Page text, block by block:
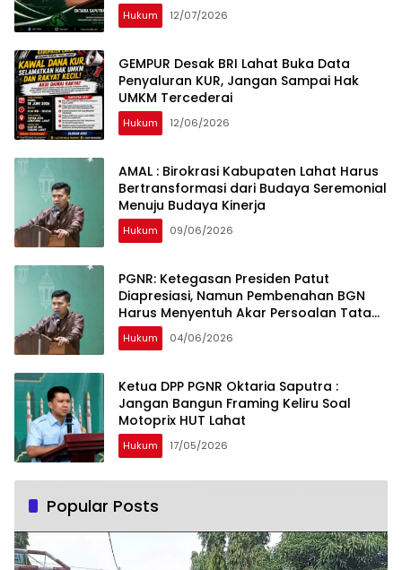
Hukum 12/07/2026
GEMPUR Desak BRI Lahat Buka Data
Penyaluran KUR, Jangan Sampai Hak
UMKM Tercederai
Hukum 12/06/2026
AMAL : Birokrasi Kabupaten Lahat Harus
Bertransformasi dari Budaya Seremonial
Menuju Budaya Kinerja
Hukum 09/06/2026
PGNR: Ketegasan Presiden Patut
Diapresiasi, Namun Pembenahan BGN
Harus Menyentuh Akar Persoalan Tata
Kelola
Hukum 04/06/2026
Ketua DPP PGNR Oktaria Saputra :
Jangan Bangun Framing Keliru Soal
Motoprix HUT Lahat
Hukum 17/05/2026
Popular Posts